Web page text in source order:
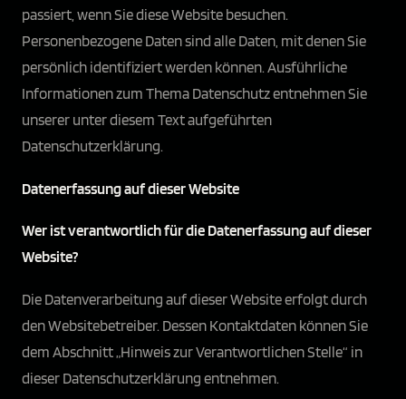
passiert, wenn Sie diese Website besuchen.
Personenbezogene Daten sind alle Daten, mit denen Sie
persönlich identifiziert werden können. Ausführliche
Informationen zum Thema Datenschutz entnehmen Sie
unserer unter diesem Text aufgeführten
Datenschutzerklärung.
Datenerfassung auf dieser Website
Wer ist verantwortlich für die Datenerfassung auf dieser
Website?
Die Datenverarbeitung auf dieser Website erfolgt durch
den Websitebetreiber. Dessen Kontaktdaten können Sie
dem Abschnitt „Hinweis zur Verantwortlichen Stelle“ in
dieser Datenschutzerklärung entnehmen.